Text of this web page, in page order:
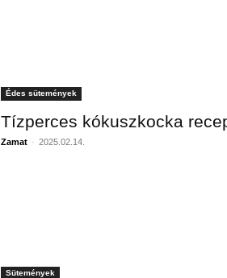
Édes sütemények
Tízperces kókuszkocka
Zamat - 2025.02.14.
Sütemények